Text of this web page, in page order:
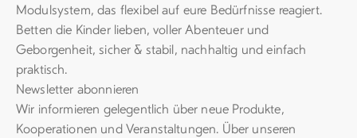
Modulsystem, das flexibel auf eure Bedürfnisse reagiert.
Betten die Kinder lieben, voller Abenteuer und
Geborgenheit, sicher & stabil, nachhaltig und einfach
praktisch.
Newsletter abonnieren
Wir informieren gelegentlich über neue Produkte,
Kooperationen und Veranstaltungen. Über unseren